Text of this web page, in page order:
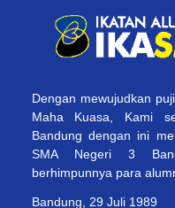
Dengan mewujudkan
Maha Kuasa, Kami
Bandung dengan ini
SMA Negeri 3
berhimpunnya para
Bandung, 29 Juli 1989